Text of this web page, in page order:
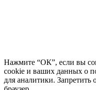
Нажмите “ОК”, если вы
cookie и ваших данных о
для аналитики. Запретить